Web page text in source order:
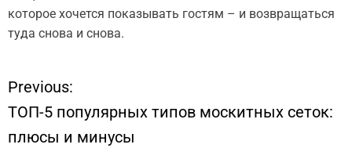
которое хочется показывать гостям – и возвращаться
туда снова и снова.
Н
а
Previous:
ТОП-5 популярных типов москитных сеток:
плюсы и минусы